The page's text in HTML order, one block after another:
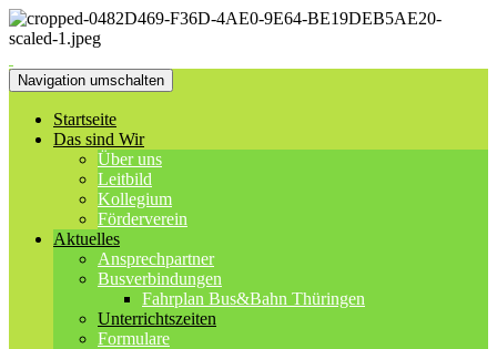
Navigation umschalten
Startseite
Das sind Wir
Über uns
Leitbild
Kollegium
Förderverein
Aktuelles
Ansprechpartner
Busverbindungen
Fahrplan Bus&Bahn Thüringen
Unterrichtszeiten
Formulare